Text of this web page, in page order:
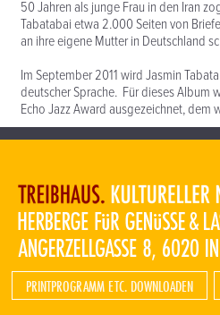
50 Jahren als junge Frau in den Iran
Tabatabai etwa 2.000 Seiten von
an ihre eigene Mutter in Deutschland
Im September 2011 wird Jasmin
deutscher Sprache. Für dieses Album
Echo Jazz Award ausgezeichnet,
PRINTPROGRAMM ETC. DOWNLOADEN